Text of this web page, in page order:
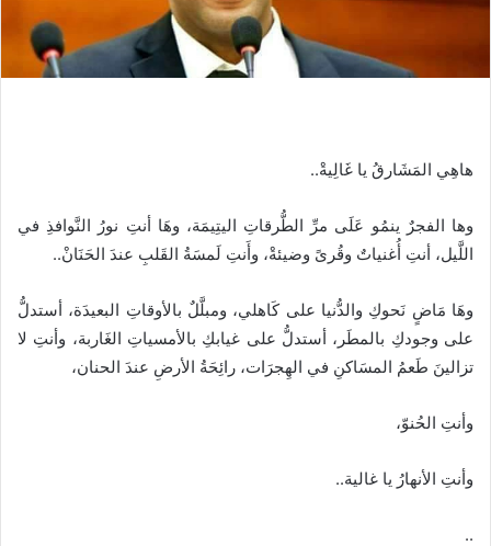
ن
هاهِي المَشَارقُ يا غَالِيةْ..
وها الفجرٌ ينمُو عَلَى مرِّ الطُّرقاتِ اليتِيمَة، وهَا أنتِ نورُ النَّوافذِ في
اللَّيل، أنتِ أُغنياتٌ وقُرىً وضيئةْ، وأَنتِ لَمسَةُ القَلبِ عندَ الحَنَانْ..
وهَا مَاضٍ نَحوكِ والدُّنيا على كَاهلي، ومبلَّلٌ بالأوقاتِ البعيدَة، أستدلُّ
على وجودكِ بالمطَر، أستدلُّ على غيابكِ بالأمسياتِ الغَاربة، وأنتِ لا
تزالينَ طَعمُ المسَاكنِ في الهِجرَات، رائِحَةُ الأرضِ عندَ الحنان،
وأنتِ الحُنوّ،
وأنتِ الأنهارُ يا غالية..
..